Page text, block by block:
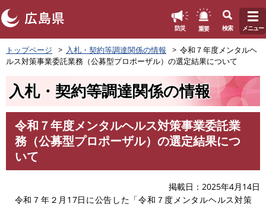
ペ
ー
ジ
防災 重要 検索 メニュー
トップページ 入札・契約等調達関係の情報
令和７年度メンタルヘ
ルス対策事業委託業務（公募型プロポーザル）の選定結果について
入札・契約等調達関係の情報
令和７年度メンタルヘルス対策事業委託業
務（公募型プロポーザル）の選定結果につ
いて
掲載日
2025年4月14日
令和７年２月17日に公告した「令和７度メンタルヘルス対策